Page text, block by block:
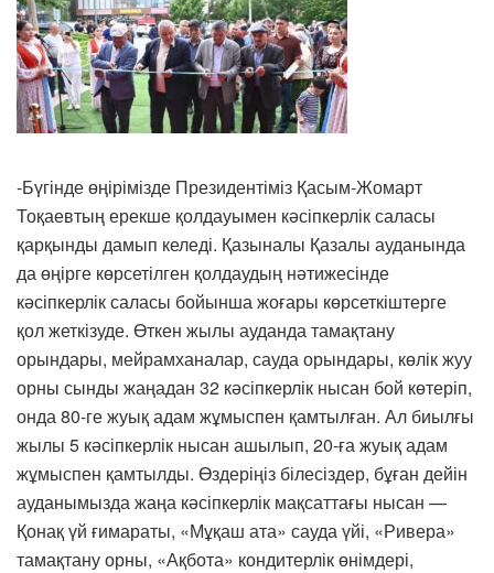
-Бүгінде өңірімізде Президентіміз Қасым-Жомарт
Тоқаевтың ерекше қолдауымен кәсіпкерлік саласы
қарқынды дамып келеді. Қазыналы Қазалы ауданында
да өңірге көрсетілген қолдаудың нәтижесінде
кәсіпкерлік саласы бойынша жоғары көрсеткіштерге
қол жеткізуде. Өткен жылы ауданда тамақтану
орындары, мейрамханалар, сауда орындары, көлік жуу
орны сынды жаңадан 32 кәсіпкерлік нысан бой көтеріп,
онда 80-ге жуық адам жұмыспен қамтылған. Ал биылғы
жылы 5 кәсіпкерлік нысан ашылып, 20-ға жуық адам
жұмыспен қамтылды. Өздеріңіз білесіздер, бұған дейін
ауданымызда жаңа кәсіпкерлік мақсаттағы нысан —
Қонақ үй ғимараты, «Мұқаш ата» сауда үйі, «Ривера»
тамақтану орны, «Ақбота» кондитерлік өнімдері,